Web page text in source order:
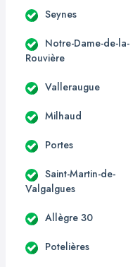
Seynes
Notre-Dame-de-la-
Rouvière
Valleraugue
Milhaud
Portes
Saint-Martin-de-
Valgalgues
Allègre 30
Potelières